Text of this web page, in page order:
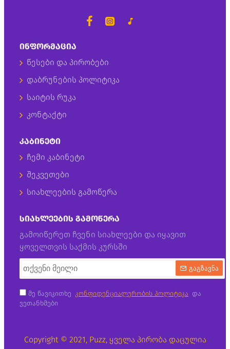
ᲘᲜᲤᲝᲠᲛᲐᲪᲘᲐ
წესები და პირობები
დაბრუნების პოლიტიკა
საიტის რუკა
კონტაქტი
ᲙᲐᲑᲘᲜᲔᲢᲘ
ჩემი კაბინეტი
შეკვეთები
სიახლეების გამოწერა
ᲡᲘᲐᲮᲚᲔᲔᲑᲘᲡ ᲒᲐᲛᲝᲬᲔᲠᲐ
გამოიწერეთ ჩვენი სიახლეები და იყავით
ყოველთვის საქმის კურსში
გაგზავნა
მე წავიკითხე კონფიდენციალურობის პოლიტიკა და
ვეთანხმები
Copyright © 2021, Puzz, ყველა პირობა დაცულია